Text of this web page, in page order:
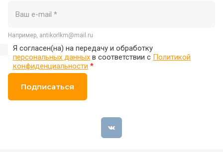
Например, antikorlkm@mail.ru
Я согласен(на) на передачу и обработку
персональных данных в соответствии с Политикой
конфиденциальности *
Подписаться